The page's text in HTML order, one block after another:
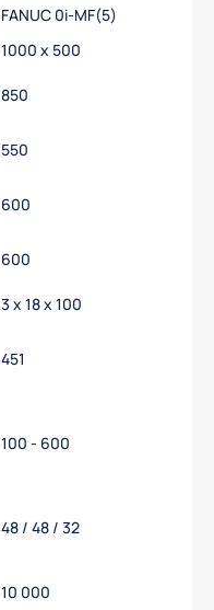
FANUC 0i-MF(5)
1000 x 500
850
550
600
600
3 x 18 x 100
451
100 - 600
48 / 48 / 32
10 000